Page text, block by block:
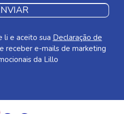
li e aceito sua Declaração de
receber e-mails de marketing
da Lillo